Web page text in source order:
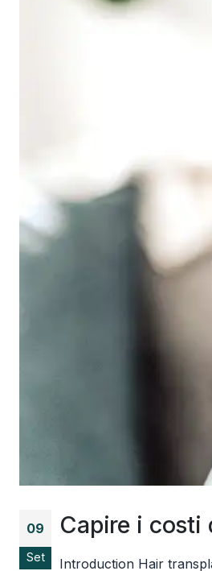
09
Set
Capire i costi
Introduction Hair